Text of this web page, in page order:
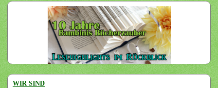
WIR SIND